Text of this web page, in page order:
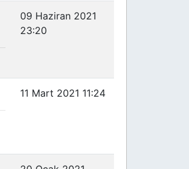
09 Haziran 2021
23:20
11 Mart 2021 11:24